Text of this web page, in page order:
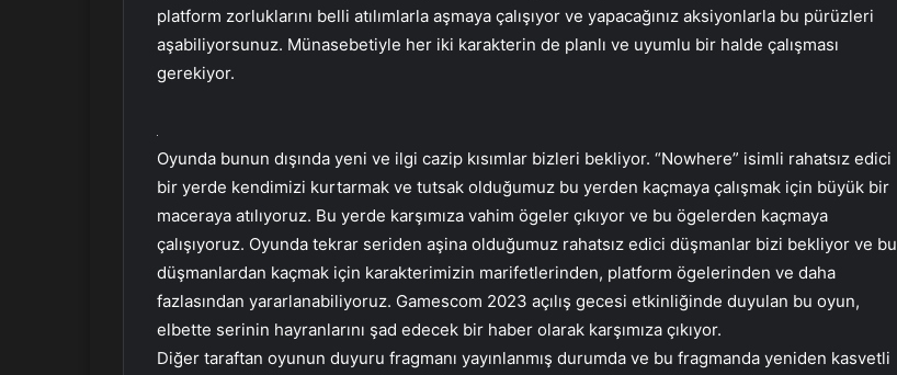
platform zorluklarını belli atılımlarla aşmaya çalışıyor ve yapacağınız aksiyonlarla bu pürüzleri
aşabiliyorsunuz. Münasebetiyle her iki karakterin de planlı ve uyumlu bir halde çalışması
gerekiyor.
Oyunda bunun dışında yeni ve ilgi cazip kısımlar bizleri bekliyor. “Nowhere” isimli rahatsız edici
bir yerde kendimizi kurtarmak ve tutsak olduğumuz bu yerden kaçmaya çalışmak için büyük bir
maceraya atılıyoruz. Bu yerde karşımıza vahim ögeler çıkıyor ve bu ögelerden kaçmaya
çalışıyoruz. Oyunda tekrar seriden aşina olduğumuz rahatsız edici düşmanlar bizi bekliyor ve bu
düşmanlardan kaçmak için karakterimizin marifetlerinden, platform ögelerinden ve daha
fazlasından yararlanabiliyoruz. Gamescom 2023 açılış gecesi etkinliğinde duyulan bu oyun,
elbette serinin hayranlarını şad edecek bir haber olarak karşımıza çıkıyor.
Diğer taraftan oyunun duyuru fragmanı yayınlanmış durumda ve bu fragmanda yeniden kasvetli